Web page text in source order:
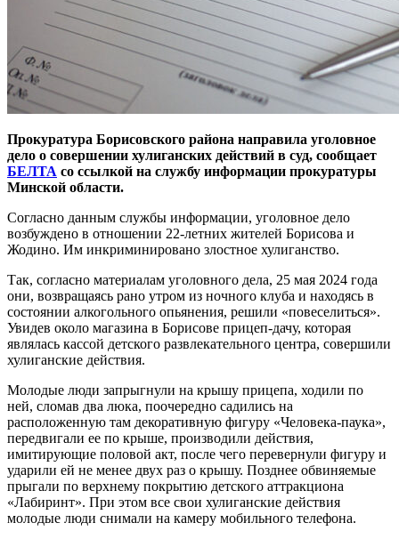
Прокуратура Борисовского района направила уголовное
дело о совершении хулиганских действий в суд, сообщает
БЕЛТА со ссылкой на службу информации прокуратуры
Минской области.
Согласно данным службы информации, уголовное дело
возбуждено в отношении 22-летних жителей Борисова и
Жодино. Им инкриминировано злостное хулиганство.
Так, согласно материалам уголовного дела, 25 мая 2024 года
они, возвращаясь рано утром из ночного клуба и находясь в
состоянии алкогольного опьянения, решили «повеселиться».
Увидев около магазина в Борисове прицеп-дачу, которая
являлась кассой детского развлекательного центра, совершили
хулиганские действия.
Молодые люди запрыгнули на крышу прицепа, ходили по
ней, сломав два люка, поочередно садились на
расположенную там декоративную фигуру «Человека-паука»,
передвигали ее по крыше, производили действия,
имитирующие половой акт, после чего перевернули фигуру и
ударили ей не менее двух раз о крышу. Позднее обвиняемые
прыгали по верхнему покрытию детского аттракциона
«Лабиринт». При этом все свои хулиганские действия
молодые люди снимали на камеру мобильного телефона.